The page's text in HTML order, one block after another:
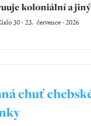
koloniální a
30 ‧ 23. července ‧ 2026
chuť